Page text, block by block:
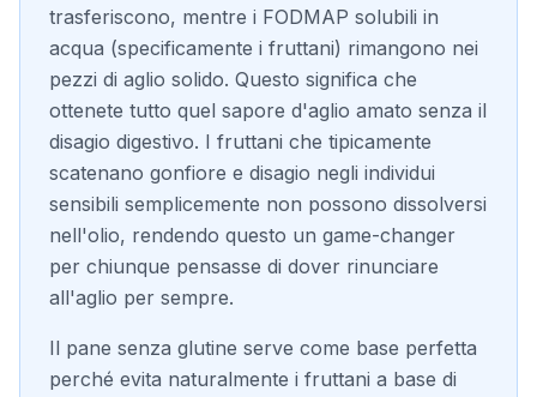
trasferiscono, mentre i FODMAP solubili in
acqua (specificamente i fruttani) rimangono nei
pezzi di aglio solido. Questo significa che
ottenete tutto quel sapore d'aglio amato senza il
disagio digestivo. I fruttani che tipicamente
scatenano gonfiore e disagio negli individui
sensibili semplicemente non possono dissolversi
nell'olio, rendendo questo un game-changer
per chiunque pensasse di dover rinunciare
all'aglio per sempre.
Il pane senza glutine serve come base perfetta
perché evita naturalmente i fruttani a base di